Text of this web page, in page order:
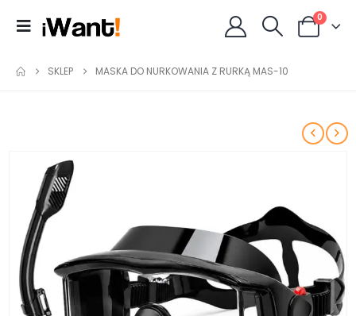
0
SKLEP MASKA DO NURKOWANIA Z RURKĄ MAS-10